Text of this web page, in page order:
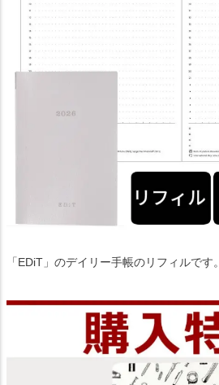
「EDiT」のデイリー手帳のリフィルです。